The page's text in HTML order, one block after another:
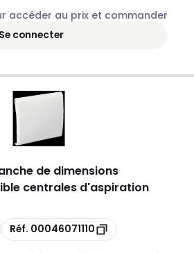
accéder au prix et commander
Se connecter
de dimensions
centrales d'aspiration
Copie
Réf. 00046071110